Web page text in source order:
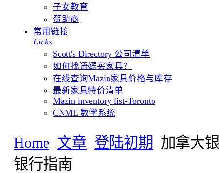
子女教育
赞助商
常用链接
Links
Scott's Directory 公司清单
如何找语嫣买家具？
在线查询Mazin家具价格与库存
最新家具特价清单
Mazin inventory list-Toronto
CNML 数学系统
Home 文章 登陆初期
加拿大
银行指南